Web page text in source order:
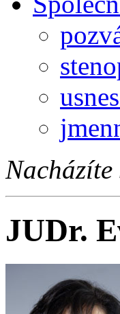
Nacházíte
JUDr.